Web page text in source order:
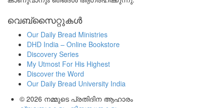
വെബ്സൈറ്റുകൾ
Our Daily Bread Ministries
DHD India – Online Bookstore
Discovery Series
My Utmost For His Highest
Discover the Word
Our Daily Bread University India
© 2026 നമ്മുടെ പ്രതിദിന ആഹാരം